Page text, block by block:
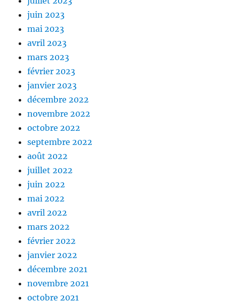
juin 2023
mai 2023
avril 2023
mars 2023
février 2023
janvier 2023
décembre 2022
novembre 2022
octobre 2022
septembre 2022
août 2022
juillet 2022
juin 2022
mai 2022
avril 2022
mars 2022
février 2022
janvier 2022
décembre 2021
novembre 2021
octobre 2021